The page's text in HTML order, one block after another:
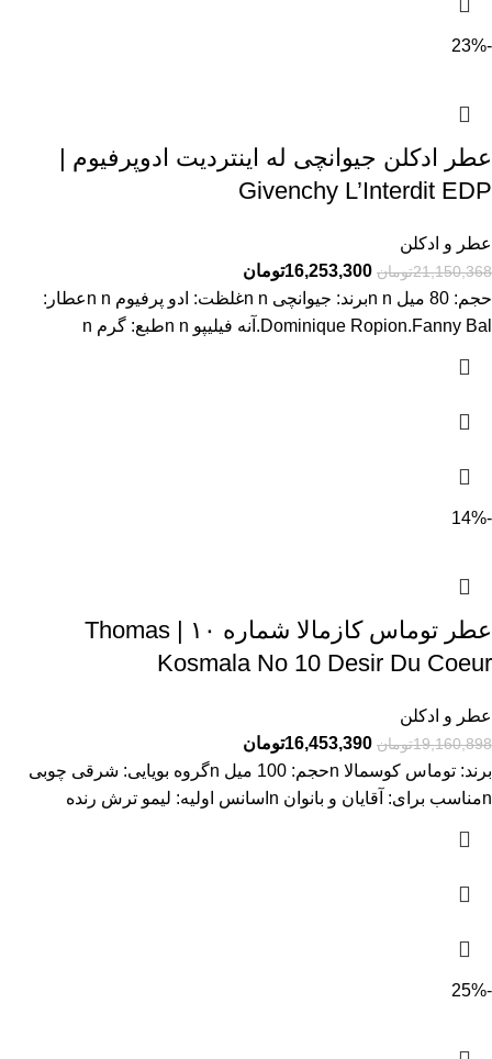
-23%
عطر ادکلن جیوانچی له اینتردیت ادوپرفیوم |
Givenchy L’Interdit EDP
عطر و ادکلن
21,150,368تومان 16,253,300تومان
حجم: 80 میل n nبرند: جیوانچی n nغلظت: ادو پرفیوم n nعطار:
Dominique Ropion.Fanny Bal.آنه فیلیپو n nطبع: گرم n
-14%
عطر توماس کازمالا شماره ۱۰ | Thomas
Kosmala No 10 Desir Du Coeur
عطر و ادکلن
19,160,898تومان 16,453,390تومان
برند: توماس کوسمالا nحجم: 100 میل nگروه بویایی: شرقی چوبی
nمناسب برای: آقایان و بانوان nاسانس اولیه: لیمو ترش رنده
-25%